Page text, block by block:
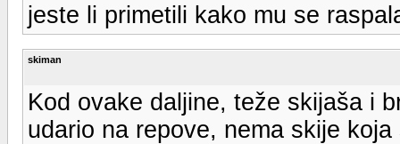
jeste li primetili kako mu se
skiman
Kod ovake daljine, teže skijaša i
udario na repove, nema skije